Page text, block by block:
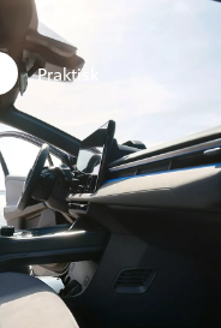
Praktisk